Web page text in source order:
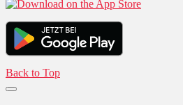
Back to Top